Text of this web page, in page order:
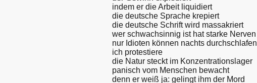
indem er die Arbeit liquidiert
die deutsche Sprache krepiert
die deutsche Schrift wird massakriert
wer schwachsinnig ist hat starke Nerven
nur Idioten können nachts durchschlafen
ich protestiere
die Natur steckt im Konzentrationslager
panisch vom Menschen bewacht
denn er weiß ja: gelingt ihm der Mord